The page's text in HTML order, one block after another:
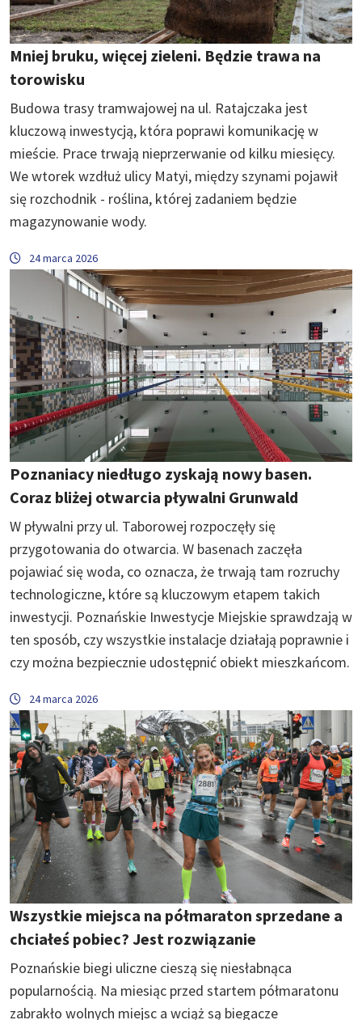
Mniej bruku, więcej zieleni. Będzie trawa na
torowisku
Budowa trasy tramwajowej na ul. Ratajczaka jest
kluczową inwestycją, która poprawi komunikację w
mieście. Prace trwają nieprzerwanie od kilku miesięcy.
We wtorek wzdłuż ulicy Matyi, między szynami pojawił
się rozchodnik - roślina, której zadaniem będzie
magazynowanie wody.
24 marca 2026
Poznaniacy niedługo zyskają nowy basen.
Coraz bliżej otwarcia pływalni Grunwald
W pływalni przy ul. Taborowej rozpoczęły się
przygotowania do otwarcia. W basenach zaczęła
pojawiać się woda, co oznacza, że trwają tam rozruchy
technologiczne, które są kluczowym etapem takich
inwestycji. Poznańskie Inwestycje Miejskie sprawdzają w
ten sposób, czy wszystkie instalacje działają poprawnie i
czy można bezpiecznie udostępnić obiekt mieszkańcom.
24 marca 2026
Wszystkie miejsca na półmaraton sprzedane a
chciałeś pobiec? Jest rozwiązanie
Poznańskie biegi uliczne cieszą się niesłabnąca
popularnością. Na miesiąc przed startem półmaratonu
zabrakło wolnych miejsc a wciąż są biegacze